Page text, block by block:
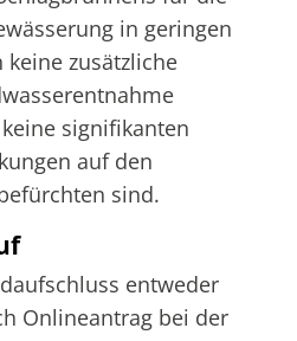
in geringen
keine zusätzliche
signifikanten
auf den
sind.
entweder
Onlineantrag bei der